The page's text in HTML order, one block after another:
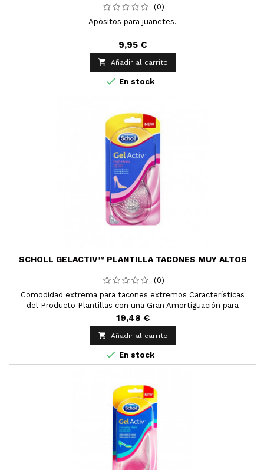
(0)
Apósitos para juanetes.
9,95 €
 Añadir al carrito
 En stock
SCHOLL GELACTIV™ PLANTILLA TACONES MUY ALTOS
(0)
Comodidad extrema para tacones extremos Características
del Producto Plantillas con una Gran Amortiguación para
Tacones Muy Altos Contenido del pack: 1 EA
19,48 €
 Añadir al carrito
 En stock